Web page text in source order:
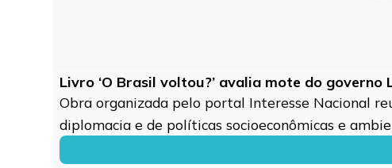
Livro ‘O Brasil voltou?’ avalia mote do
Obra organizada pelo portal Interesse Nacional
diplomacia e de políticas socioeconômicas e